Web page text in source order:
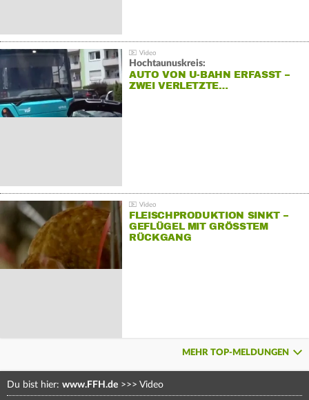
Hochtaunuskreis:
AUTO VON U-BAHN ERFASST –
ZWEI VERLETZTE…
FLEISCHPRODUKTION SINKT –
GEFLÜGEL MIT GRÖSSTEM R
ÜCKGANG
MEHR TOP-MELDUNGEN
Du bist hier: www.FFH.de >>> Video